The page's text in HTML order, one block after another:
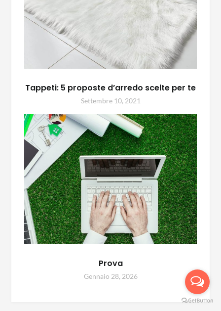
Tappeti: 5 proposte d’arredo scelte per te
Settembre 10, 2021
Prova
Gennaio 28, 2026